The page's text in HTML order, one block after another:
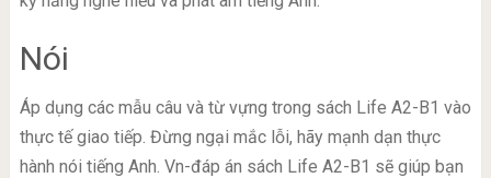
Nói
Áp dụng các mẫu câu và từ vựng trong sách Life A2-B1 vào
thực tế giao tiếp. Đừng ngại mắc lỗi, hãy mạnh dạn thực
hành nói tiếng Anh. Vn-đáp án sách Life A2-B1 sẽ giúp bạn